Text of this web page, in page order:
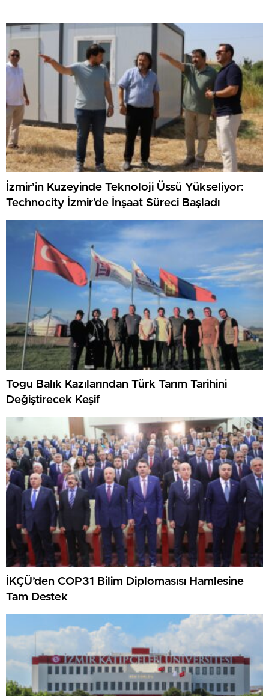
İzmir’in Kuzeyinde Teknoloji Üssü Yükseliyor:
Technocity İzmir’de İnşaat Süreci Başladı
Togu Balık Kazılarından Türk Tarım Tarihini
Değiştirecek Keşif
İKÇÜ’den COP31 Bilim Diplomasısı Hamlesine
Tam Destek